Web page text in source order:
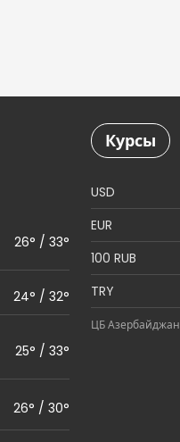
26° / 33°
24° / 32°
25° / 33°
26° / 30°
Курсы
USD
EUR
100 RUB
TRY
ЦБ